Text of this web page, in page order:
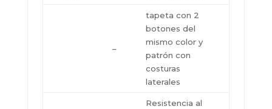
–
tapeta con 2
botones del
mismo color y
patrón con
costuras
laterales
Resistencia al